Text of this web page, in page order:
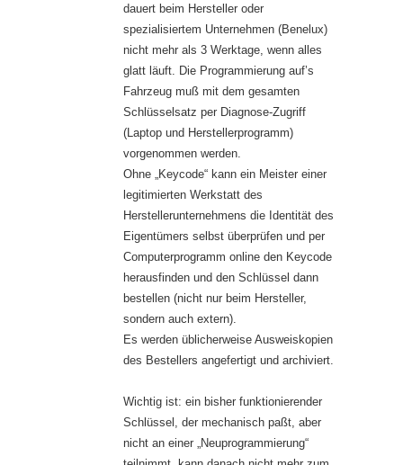
dauert beim Hersteller oder
spezialisiertem Unternehmen (Benelux)
nicht mehr als 3 Werktage, wenn alles
glatt läuft. Die Programmierung auf’s
Fahrzeug muß mit dem gesamten
Schlüsselsatz per Diagnose-Zugriff
(Laptop und Herstellerprogramm)
vorgenommen werden.
Ohne „Keycode“ kann ein Meister einer
legitimierten Werkstatt des
Herstellerunternehmens die Identität des
Eigentümers selbst überprüfen und per
Computerprogramm online den Keycode
herausfinden und den Schlüssel dann
bestellen (nicht nur beim Hersteller,
sondern auch extern).
Es werden üblicherweise Ausweiskopien
des Bestellers angefertigt und archiviert.
Wichtig ist: ein bisher funktionierender
Schlüssel, der mechanisch paßt, aber
nicht an einer „Neuprogrammierung“